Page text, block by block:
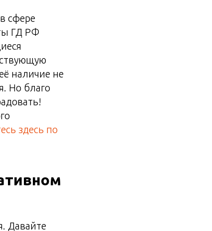
сфере
ГД РФ
наличие не
Но благо
здесь по
Давайте